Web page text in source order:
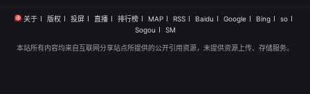
关于 版权 投屏 直播 排行榜 MAP RSS Baidu Google Bing
so
Sogou
SM
本站所有内容均来自互联网分享站点所提供的公开引用资源，未提供资源上传、存储服务。